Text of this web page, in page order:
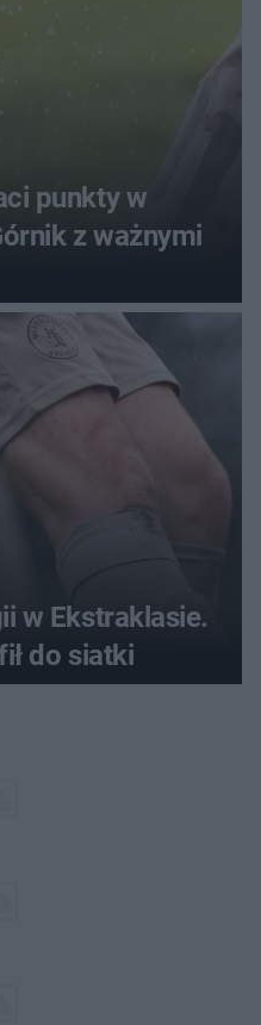
punkty w
z ważnymi
w Ekstraklasie.
do siatki